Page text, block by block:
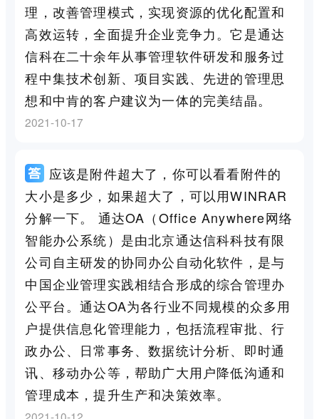
理，改善管理模式，实现资源的优化配置和
高效运转，全面提升企业竞争力。它是通达
信科在二十余年从事管理软件研发和服务过
程中集技术创新、项目实践、先进的管理思
想和中肯的客户建议为一体的完美结晶。
2021-10-17
应该是附件超大了，你可以看看附件的
大小是多少，如果超大了，可以用WINRAR
分解一下。 通达OA（Office Anywhere网络
智能办公系统）是由北京通达信科科技有限
公司自主研发的协同办公自动化软件，是与
中国企业管理实践相结合形成的综合管理办
公平台。通达OA为各行业不同规模的众多用
户提供信息化管理能力，包括流程审批、行
政办公、日常事务、数据统计分析、即时通
讯、移动办公等，帮助广大用户降低沟通和
管理成本，提升生产和决策效率。